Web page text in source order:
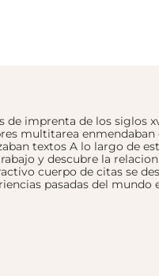
imprenta de los siglos
multitarea
textos A lo largo de
y descubre la
cuerpo de citas se
pasadas del mundo